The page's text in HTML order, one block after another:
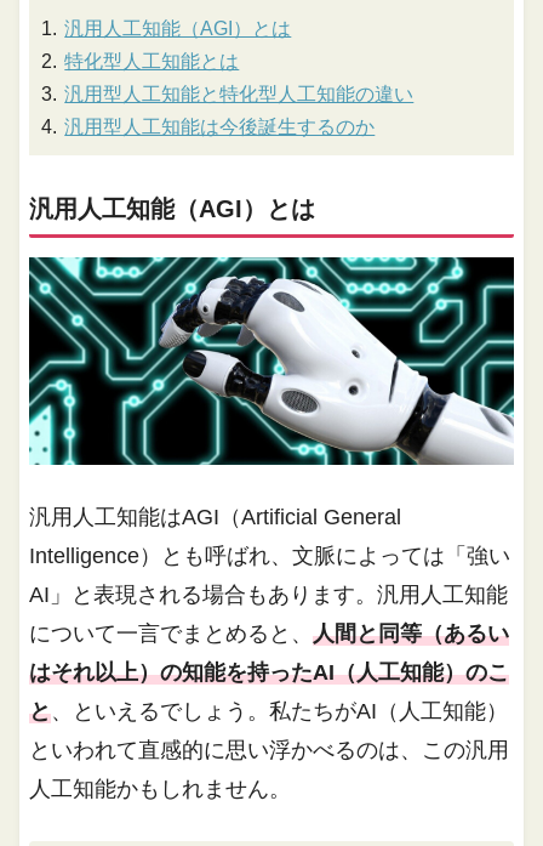
汎用人工知能（AGI）とは
特化型人工知能とは
汎用型人工知能と特化型人工知能の違い
汎用型人工知能は今後誕生するのか
汎用人工知能（AGI）とは
汎用人工知能はAGI（Artificial General
Intelligence）とも呼ばれ、文脈によっては「強い
AI」と表現される場合もあります。汎用人工知能
について一言でまとめると、人間と同等（あるい
はそれ以上）の知能を持ったAI（人工知能）のこ
と、といえるでしょう。私たちがAI（人工知能）
といわれて直感的に思い浮かべるのは、この汎用
人工知能かもしれません。